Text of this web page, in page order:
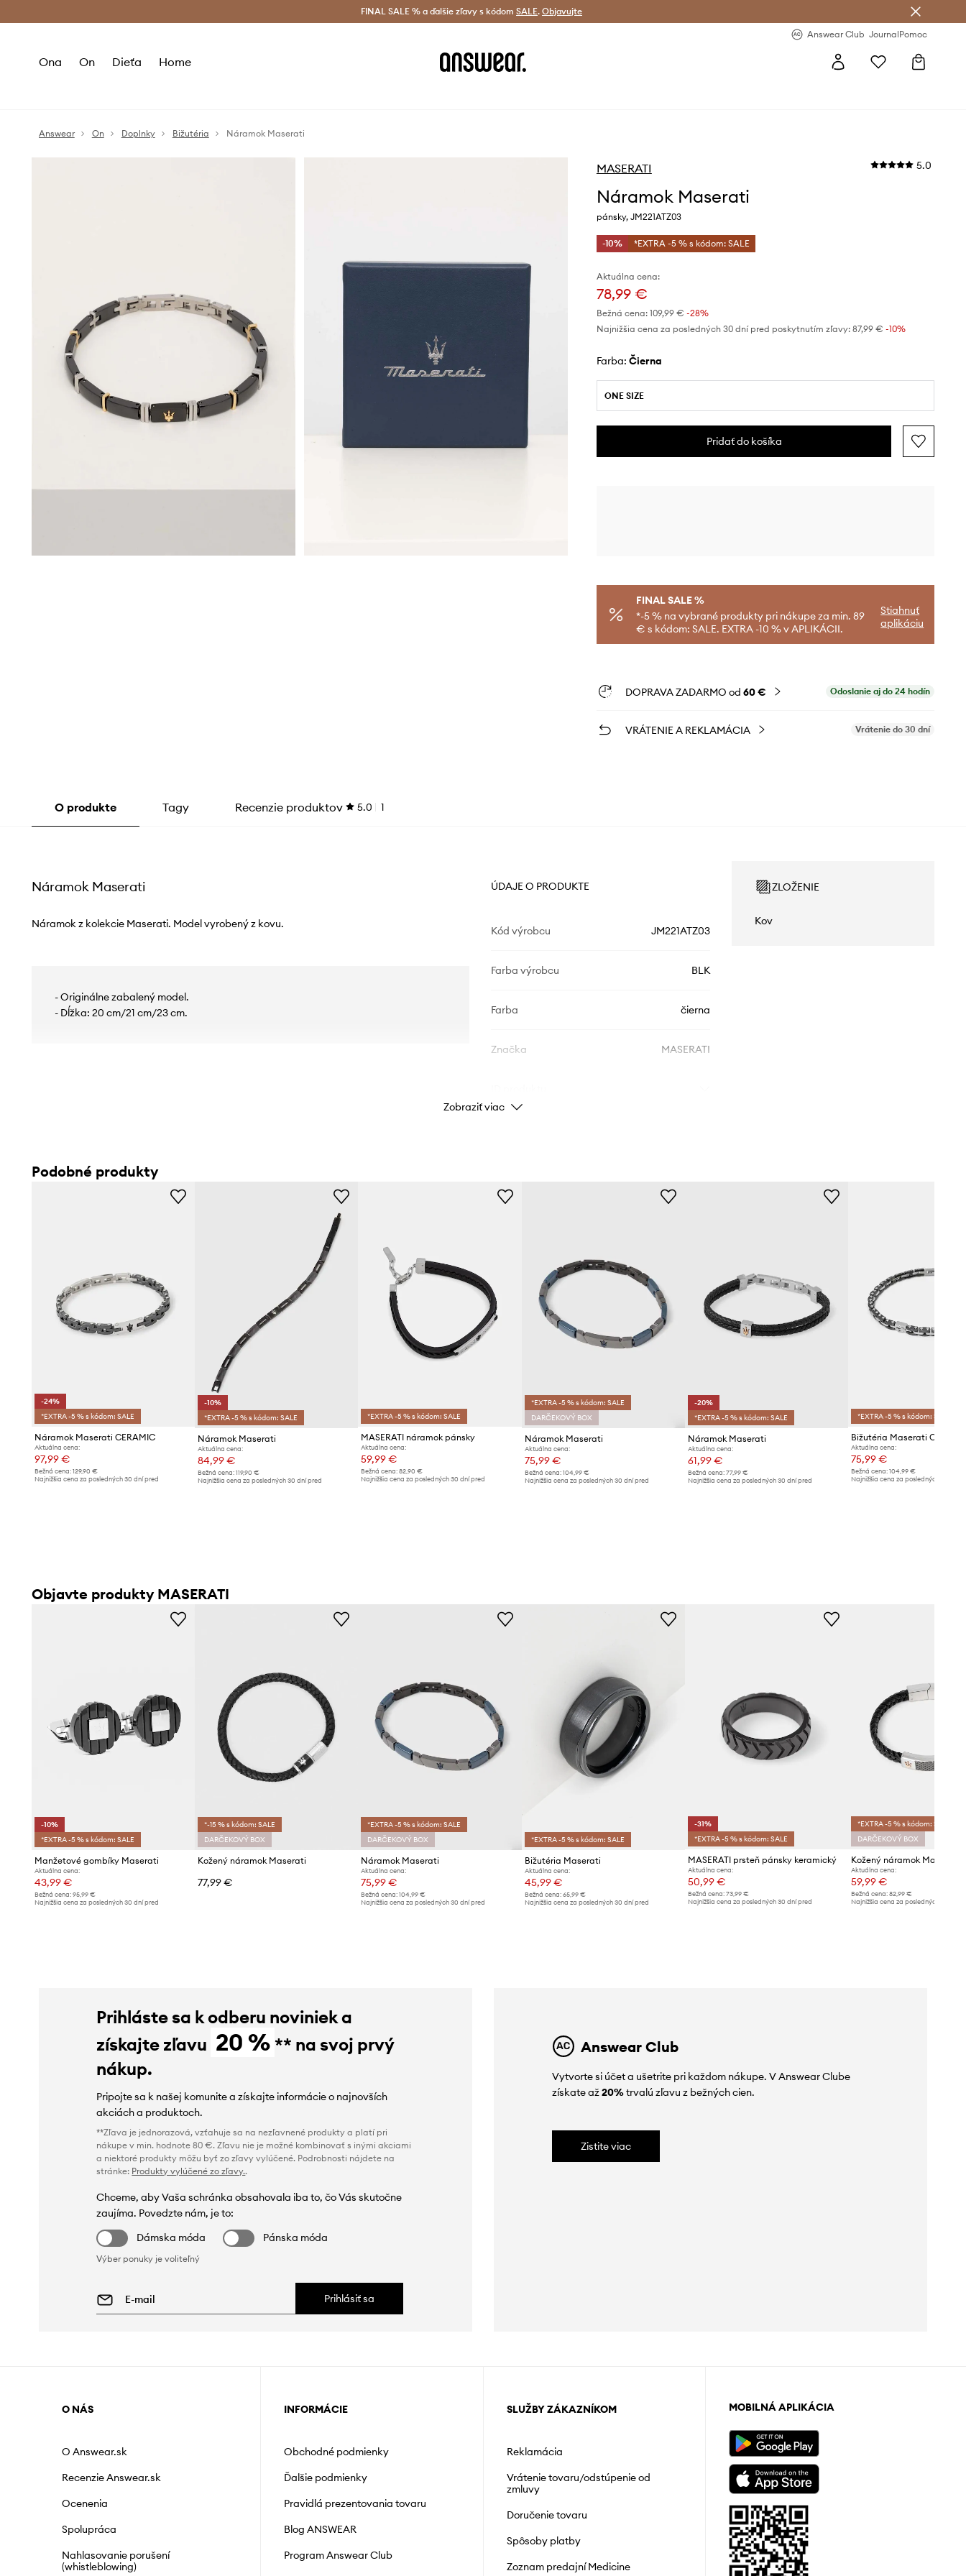
Bezplatná doprava od 60 € > Doručenie aj do 24 h >
FINAL SALE % a ďalšie zľavy s kódom SALE. Objavujte
Answear Club JournalPomoc
Ona On Dieťa Home
Answear On Doplnky Bižutéria Náramok Maserati
MASERATI 5.0
Náramok Maserati
pánsky, JM221ATZ03
-10% *EXTRA -5 % s kódom: SALE
Aktuálna cena:
78,99 €
Bežná cena: 109,99 € -28%
Najnižšia cena za posledných 30 dní pred poskytnutím zľavy: 87,99 € -10%
Farba: čierna
ONE SIZE
Pridať do košíka
FINAL SALE %
*-5 % na vybrané produkty pri nákupe za min. 89
€ s kódom: SALE. EXTRA -10 % v APLIKÁCII.
Stiahnuť
aplikáciu
DOPRAVA ZADARMO od 60 € Odoslanie aj do 24 hodín
VRÁTENIE A REKLAMÁCIA Vrátenie do 30 dní
O produkte Tagy Recenzie produktov 5.0 1
Náramok Maserati
Náramok z kolekcie Maserati. Model vyrobený z kovu.
- Originálne zabalený model.
- Dĺžka: 20 cm/21 cm/23 cm.
ÚDAJE O PRODUKTE
Kód výrobcu JM221ATZ03
Farba výrobcu BLK
Farba čierna
Značka MASERATI
ZLOŽENIE
Kov
Zobraziť viac
Podobné produkty
-24%
*EXTRA -5 % s kódom: SALE
Náramok Maserati CERAMIC
Aktuálna cena:
97,99 €
Bežná cena: 129,90 €
Najnižšia cena za posledných 30 dní pred
-10%
*EXTRA -5 % s kódom: SALE
Náramok Maserati
Aktuálna cena:
84,99 €
Bežná cena:119,90 €
Najnižšia cena za posledných 30 dní pred
*EXTRA -5 % s kódom: SALE
MASERATI náramok pánsky
Aktuálna cena:
59,99 €
Bežná cena: 82,90 €
Najnižšia cena za posledných 30 dní pred
*EXTRA -5 % s kódom: SALE
DARČEKOVÝ BOX
Náramok Maserati
Aktuálna cena:
75,99 €
Bežná cena: 104,99 €
Najnižšia cena za posledných 30 dní pred
-20%
*EXTRA -5 % s kódom: SALE
Náramok Maserati
Aktuálna cena:
61,99 €
Bežná cena:77,99 €
Najnižšia cena za posledných 30 dní pred
*EXTRA -5 % s kódom: SALE
Bižutéria Maserati
Aktuálna cena:
75,99 €
Bežná cena: 104,99 €
Najnižšia cena za posledných 30 dní
Objavte produkty MASERATI
-10%
*EXTRA -5 % s kódom: SALE
Manžetové gombíky Maserati
Aktuálna cena:
43,99 €
Bežná cena: 95,99 €
Najnižšia cena za posledných 30 dní pred
*-15 % s kódom: SALE
DARČEKOVÝ BOX
Kožený náramok Maserati
77,99 €
*EXTRA -5 % s kódom: SALE
DARČEKOVÝ BOX
Náramok Maserati
Aktuálna cena:
75,99 €
Bežná cena: 104,99 €
Najnižšia cena za posledných 30 dní pred
*EXTRA -5 % s kódom: SALE
Bižutéria Maserati
Aktuálna cena:
45,99 €
Bežná cena: 65,99 €
Najnižšia cena za posledných 30 dní pred
-31%
*EXTRA -5 % s kódom: SALE
MASERATI prsteň pánsky keramický
Aktuálna cena:
50,99 €
Bežná cena:73,99 €
Najnižšia cena za posledných 30 dní pred
*EXTRA -5 % s kódom: SALE
DARČEKOVÝ BOX
Kožený náramok Maserati
Aktuálna cena:
59,99 €
Bežná cena: 82,99 €
Najnižšia cena za posledných 30 dní
Prihláste sa k odberu noviniek a
získajte zľavu 20 % ** na svoj prvý
nákup.
Pripojte sa k našej komunite a získajte informácie o najnovších
akciách a produktoch.
**Zľava je jednorazová, vzťahuje sa na nezľavnené produkty a platí pri
nákupe v min. hodnote 80 €. Zľavu nie je možné kombinovať s inými akciami
a niektoré produkty môžu byť zo zľavy vylúčené. Podrobnosti nájdete na
stránke: Produkty vylúčené zo zľavy..
Chceme, aby Vaša schránka obsahovala iba to, čo Vás skutočne
zaujíma. Povedzte nám, je to:
Dámska móda
Pánska móda
Výber ponuky je voliteľný
Prihlásiť sa
Answear Club
Vytvorte si účet a ušetrite pri každom nákupe. V Answear Clube
získate až20%trvalú zľavu z bežných cien.
Zistite viac
O NÁS
O Answear.sk
Recenzie Answear.sk
Ocenenia
Spolupráca
Nahlasovanie porušení
(whistleblowing)
INFORMÁCIE
Obchodné podmienky
Ďalšie podmienky
Pravidlá prezentovania tovaru
Blog ANSWEAR
Program Answear Club
SLUŽBY ZÁKAZNÍKOM
Reklamácia
Vrátenie tovaru/odstúpenie od
zmluvy
Doručenie tovaru
Spôsoby platby
Zoznam predajní Medicine
MOBILNÁ APLIKÁCIA